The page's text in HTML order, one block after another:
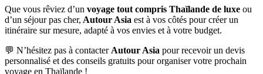
Que vous rêviez d’un voyage tout compris Thaïlande de luxe ou
d’un séjour pas cher, Autour Asia est à vos côtés pour créer un
itinéraire sur mesure, adapté à vos envies et à votre budget.
💬 N’hésitez pas à contacter Autour Asia pour recevoir un devis
personnalisé et des conseils gratuits pour organiser votre prochain
voyage en Thaïlande !